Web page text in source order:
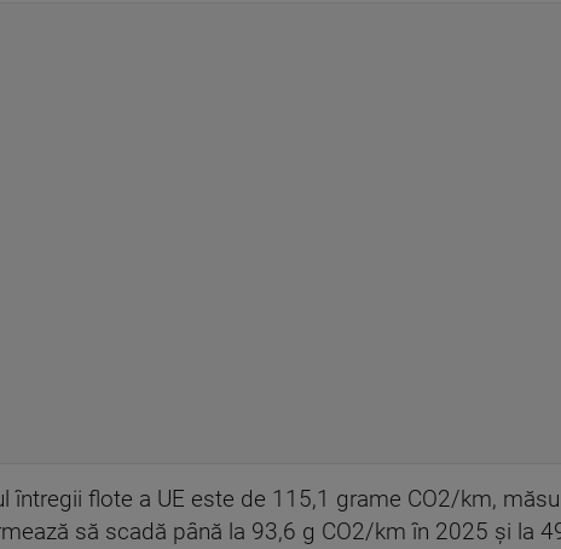
întregii flote a UE este de 115,1 grame CO2/km,
să scadă până la 93,6 g CO2/km în 2025 şi la